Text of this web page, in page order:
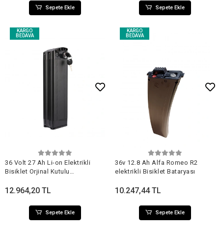
Sepete Ekle Sepete Ekle
KARGO
BEDAVA
36 Volt 27 Ah Li-on Elektrikli
Bisiklet Orjinal Kutulu
12.964,20 TL
Sepete Ekle
KARGO
BEDAVA
Sepete Ekle
36v 12.8 Ah Alfa Romeo R2
elektrikli Bisiklet Bataryası
10.247,44 TL
Sepete Ekle